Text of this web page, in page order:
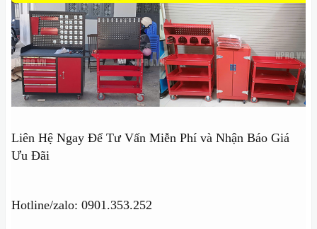
Liên Hệ Ngay Để Tư Vấn Miễn Phí và Nhận Báo Giá
Ưu Đãi
Hotline/zalo: 0901.353.252